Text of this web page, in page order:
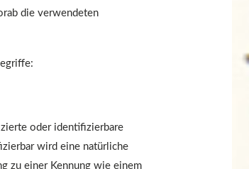
die verwendeten
oder identifizierbare
wird eine natürliche
zu einer Kennung wie einem